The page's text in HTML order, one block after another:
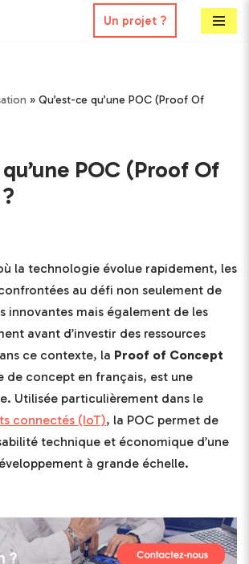
Un projet ?
» Qu’est-ce qu’une POC (Proof Of
POC (Proof Of
la technologie évolue rapidement, les
au défi non seulement de
innovantes mais également de les
avant d’investir des ressources
ce contexte, la Proof of Concept
de concept en français, est une
Utilisée particulièrement dans le
connectés (IoT), la POC permet de
technique et économique d’une
à grande échelle.